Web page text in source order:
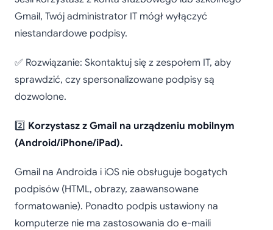
Gmail, Twój administrator IT mógł wyłączyć
niestandardowe podpisy.
✅ Rozwiązanie: Skontaktuj się z zespołem IT, aby
sprawdzić, czy spersonalizowane podpisy są
dozwolone.
2️⃣ Korzystasz z Gmail na urządzeniu mobilnym
(Android/iPhone/iPad).
Gmail na Androida i iOS nie obsługuje bogatych
podpisów (HTML, obrazy, zaawansowane
formatowanie). Ponadto podpis ustawiony na
komputerze nie ma zastosowania do e-maili